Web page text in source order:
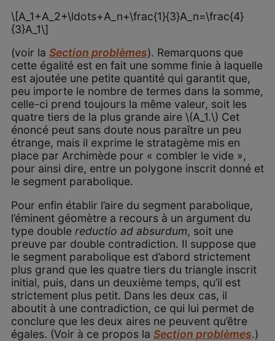
\[A_1+A_2+\ldots+A_n+\frac{1}{3}A_n=\frac{4}
{3}A_1\]
(voir la Section problèmes). Remarquons que
cette égalité est en fait une somme finie à laquelle
est ajoutée une petite quantité qui garantit que,
peu importe le nombre de termes dans la somme,
celle-ci prend toujours la même valeur, soit les
quatre tiers de la plus grande aire \(A_1.\) Cet
énoncé peut sans doute nous paraître un peu
étrange, mais il exprime le stratagème mis en
place par Archimède pour « combler le vide »,
pour ainsi dire, entre un polygone inscrit donné et
le segment parabolique.
Pour enfin établir l’aire du segment parabolique,
l’éminent géomètre a recours à un argument du
type double reductio ad absurdum, soit une
preuve par double contradiction. Il suppose que
le segment parabolique est d’abord strictement
plus grand que les quatre tiers du triangle inscrit
initial, puis, dans un deuxième temps, qu’il est
strictement plus petit. Dans les deux cas, il
aboutit à une contradiction, ce qui lui permet de
conclure que les deux aires ne peuvent qu’être
égales. (Voir à ce propos la Section problèmes.)